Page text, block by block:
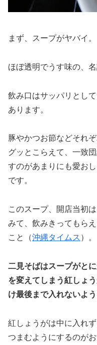
まず、スープがヤバイ。
ほぼ透明でうす味の、
飲み口はサッパリとし
あります。
豚やかつお節などそれ
グッとこらえて、一致
すのがあまりにも愛お
です。
このスープ、開店当初
みて、飲みきってもら
こと（沖縄タイムス ）。
二見そばはスープがと
を変えてしまう紅しょ
け最後まで入れないよ
紅しょうがは中に入れ
つまむようにするのがお